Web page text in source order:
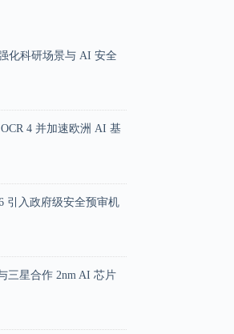
强化科研场景与 AI 安全
4 并加速欧洲 AI 基
引入政府级安全预审机
三星合作 2nm AI 芯片